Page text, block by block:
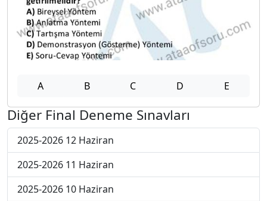
A B C D E
Diğer Final Deneme Sınavları
2025-2026 12 Haziran
2025-2026 11 Haziran
2025-2026 10 Haziran